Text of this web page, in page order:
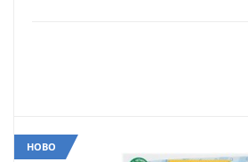
НОВО